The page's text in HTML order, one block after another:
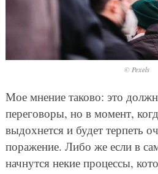
© Pexels
Мое мнение таково: это
переговоры, но в момент,
выдохнется и будет терпеть
поражение. Либо же если в
начнутся некие процессы,